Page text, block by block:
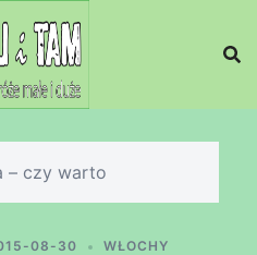
– czy warto
08-30 WŁOCHY